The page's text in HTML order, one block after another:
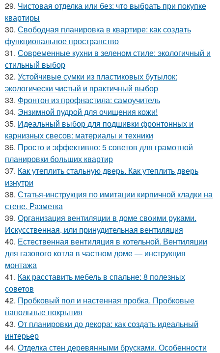
29. Чистовая отделка или без: что выбрать при покупке
квартиры
30. Свободная планировка в квартире: как создать
функциональное пространство
31. Современные кухни в зеленом стиле: экологичный и
стильный выбор
32. Устойчивые сумки из пластиковых бутылок:
экологически чистый и практичный выбор
33. Фронтон из профнастила: самоучитель
34. Энзимной пудрой для очищения кожи!
35. Идеальный выбор для подшивки фронтонных и
карнизных свесов: материалы и техники
36. Просто и эффективно: 5 советов для грамотной
планировки больших квартир
37. Как утеплить стальную дверь. Как утеплить дверь
изнутри
38. Статья-инструкция по имитации кирпичной кладки на
стене. Разметка
39. Организация вентиляции в доме своими руками.
Искусственная, или принудительная вентиляция
40. Естественная вентиляция в котельной. Вентиляции
для газового котла в частном доме — инструкция
монтажа
41. Как расставить мебель в спальне: 8 полезных
советов
42. Пробковый пол и настенная пробка. Пробковые
напольные покрытия
43. От планировки до декора: как создать идеальный
интерьер
44. Отделка стен деревянными брусками. Особенности